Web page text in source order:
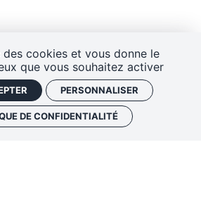
cookies et vous donne le
que vous souhaitez activer
PERSONNALISER
DE CONFIDENTIALITÉ